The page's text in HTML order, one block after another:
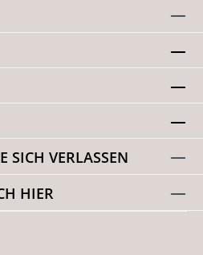
SICH VERLASSEN
HIER